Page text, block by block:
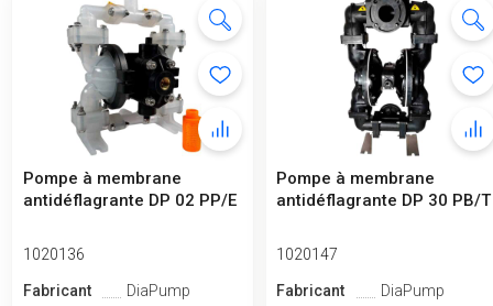
Pompe à membrane
antidéflagrante DP 02 PP/E
1020136
Fabricant
DiaPump
Pompe à membrane
antidéflagrante DP 30 PB/T
1020147
Fabricant
DiaPump